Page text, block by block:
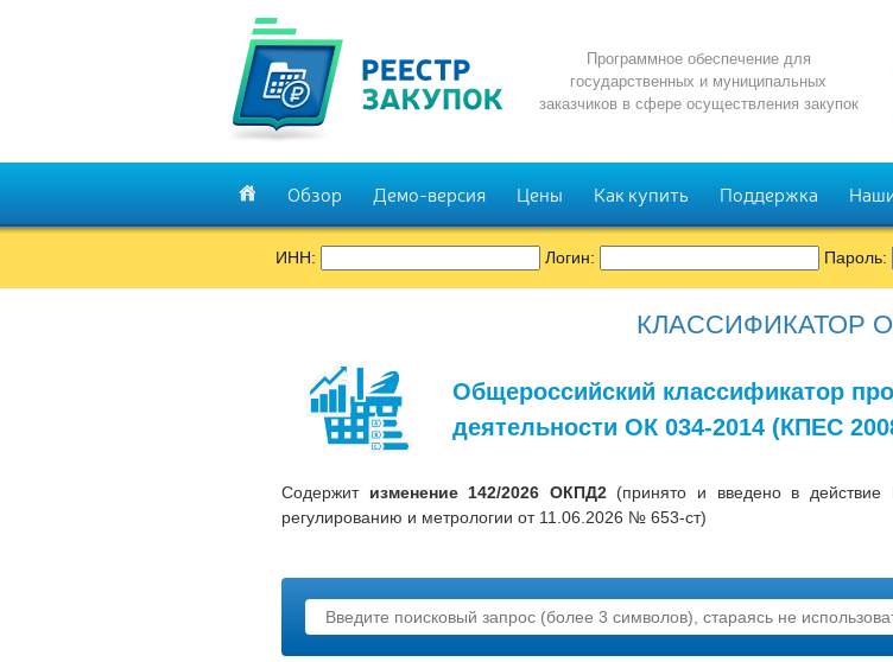
Программное обеспечение для
государственных и муниципальных
заказчиков в сфере осуществления закупок
Обзор Демо-версия Цены Как купить Поддержка
ИНН: Логин: Пароль:
КЛАССИФИКАТОР
Общероссийский классификатор
деятельности ОК 034-2014 (КПЕС
Содержит изменение 142/2026 ОКПД2(принято и введено в действие
регулированию и метрологии от 11.06.2026 № 653-ст)